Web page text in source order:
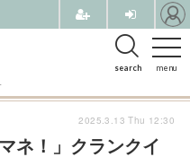
menu
search
ネ！」クランクイ
2025.3.13 Thu 12:30